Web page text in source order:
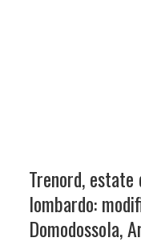
Trenord,
lombardo:
Domodossola,